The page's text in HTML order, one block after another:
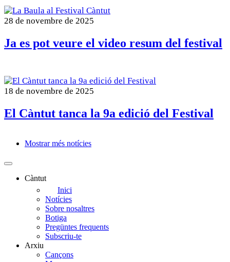
28 de novembre de 2025
Ja es pot veure el video resum del festival
18 de novembre de 2025
El Càntut tanca la 9a edició del Festival
Mostrar més notícies
Càntut
Inici
Notícies
Sobre nosaltres
Botiga
Pregüntes frequents
Subscriu-te
Arxiu
Cançons